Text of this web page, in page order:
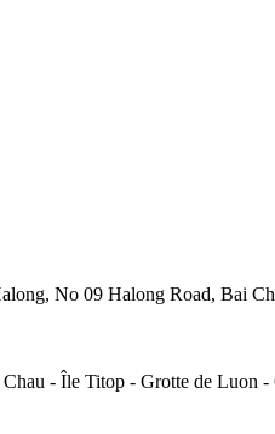
No 09 Halong Road, Bai
- Île Titop - Grotte de Luon -